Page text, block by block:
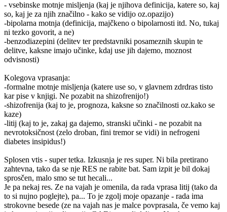
- vsebinske motnje misljenja (kaj je njihova definicija, katere so, kaj
so, kaj je za njih značilno - kako se vidijo oz.opazijo)
-bipolarna motnja (definicija, majčkeno o bipolarnosti itd. No, tukaj
ni tezko govorit, a ne)
-benzodiazepini (delitev ter predstavniki posameznih skupin te
delitve, kaksne imajo učinke, kdaj use jih dajemo, moznost
odvisnosti)
Kolegova vprasanja:
-formalne motnje misljenja (katere use so, v glavnem zdrdras tisto
kar pise v knjigi. Ne pozabit na shizofrenijo!)
-shizofrenija (kaj to je, prognoza, kaksne so značilnosti oz.kako se
kaze)
-litij (kaj to je, zakaj ga dajemo, stranski učinki - ne pozabit na
nevrotoksičnost (zelo droban, fini tremor se vidi) in nefrogeni
diabetes insipidus!)
Splosen vtis - super tetka. Izkusnja je res super. Ni bila pretirano
zahtevna, tako da se nje RES ne rabite bat. Sam izpit je bil dokaj
sprosčen, malo smo se tut hecali...
Je pa nekaj res. Ze na vajah je omenila, da rada vprasa litij (tako da
to si nujno poglejte), pa... To je zgolj moje opazanje - rada ima
strokovne besede (ze na vajah nas je malce povprasala, če vemo kaj